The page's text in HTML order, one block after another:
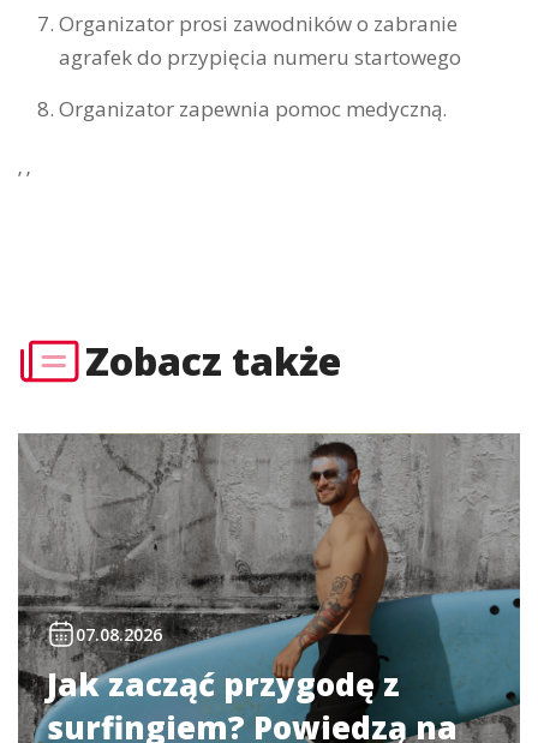
Organizator prosi zawodników o zabranie
agrafek do przypięcia numeru startowego
Organizator zapewnia pomoc medyczną.
’ ’
Zobacz także
07.08.2026
Jak zacząć przygodę z
surfingiem? Powiedzą na